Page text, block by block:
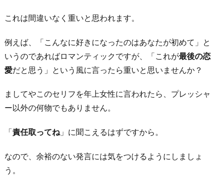
これは間違いなく重いと思われます。
例えば、「こんなに好きになったのはあなたが初めて」と
いうのであればロマンティックですが、「これが最後の恋
愛だと思う」という風に言ったら重いと思いませんか？
ましてやこのセリフを年上女性に言われたら、プレッシャ
ー以外の何物でもありません。
「責任取ってね」に聞こえるはずですから。
なので、余裕のない発言には気をつけるようにしましょ
う。